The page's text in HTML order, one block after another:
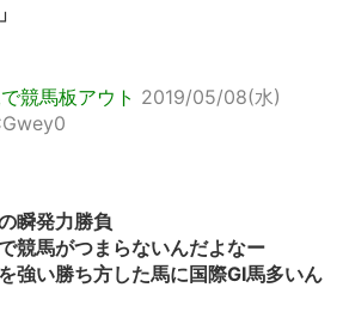
競馬板アウト 2019/05/08(水)
瞬発力勝負
競馬がつまらないんだよなー
強い勝ち方した馬に国際GI馬多いん